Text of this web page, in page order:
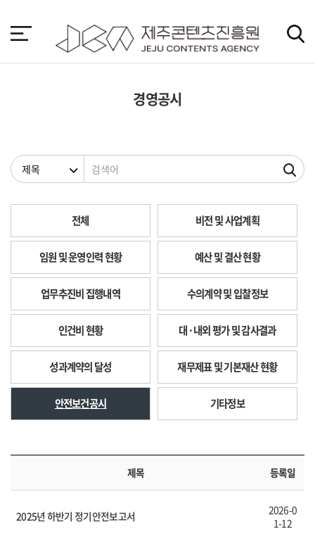
바
가
경영공시
검색조건 검색어
전체 비전 및 사업계획
임원 및 운영인력 현황 예산 및 결산 현황
업무추진비 집행내역 수의계약 및 입찰정보
인건비 현황 대·내외 평가 및 감사결과
성과계약의 달성 재무제표 및 기본재산 현황
안전보건공시 기타정보
제목 등록일
2025년 하반기 정기안전보고서
2026-0
1-12